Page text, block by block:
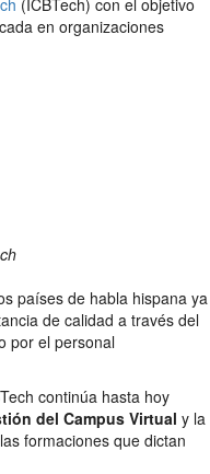
(ICBTech) con el objetivo
en organizaciones
países de habla hispana ya
de calidad a través del
por el personal
continúa hasta hoy
del Campus Virtual y la
formaciones que dictan